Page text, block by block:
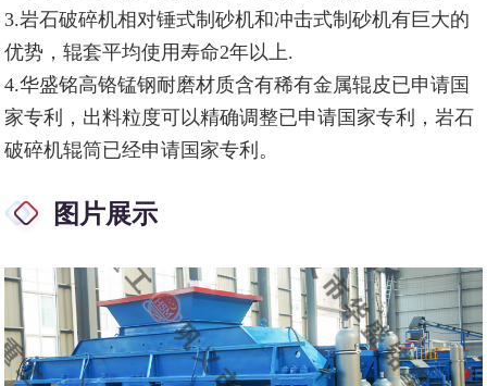
3.岩石破碎机相对锤式制砂机和冲击式制砂机有巨大的
优势，辊套平均使用寿命2年以上.
4.华盛铭高铬锰钢耐磨材质含有稀有金属辊皮已申请国
家专利，出料粒度可以精确调整已申请国家专利，岩石
破碎机辊筒已经申请国家专利。
图片展示